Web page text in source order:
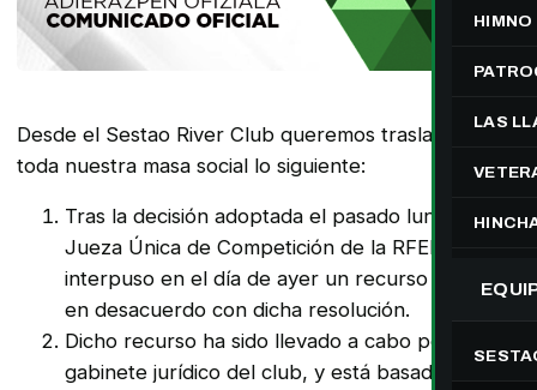
HIMNO
LAS
Desde el Sestao River Club queremos trasladar a
toda nuestra masa social lo siguiente:
Tras la decisión adoptada el pasado lunes por la
Jueza Única de Competición de la RFEF, el SRC
interpuso en el día de ayer un recurso al estar
en desacuerdo con dicha resolución.
Dicho recurso ha sido llevado a cabo por el
gabinete jurídico del club, y está basado en los